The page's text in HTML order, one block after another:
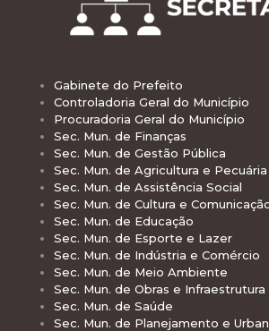
Gabinete do Prefeito
Controladoria Geral do Município
Procuradoria Geral do Município
Sec. Mun. de Finanças
Sec. Mun. de Gestão Pública
Sec. Mun. de Agricultura e Pecuária
Sec. Mun. de Assistência Social
Sec. Mun. de Cultura e
Sec. Mun. de Educação
Sec. Mun. de Esporte e Lazer
Sec. Mun. de Indústria e Comércio
Sec. Mun. de Meio Ambiente
Sec. Mun. de Obras e Infraestrutura
Sec. Mun. de Saúde
Sec. Mun. de Planejamento e